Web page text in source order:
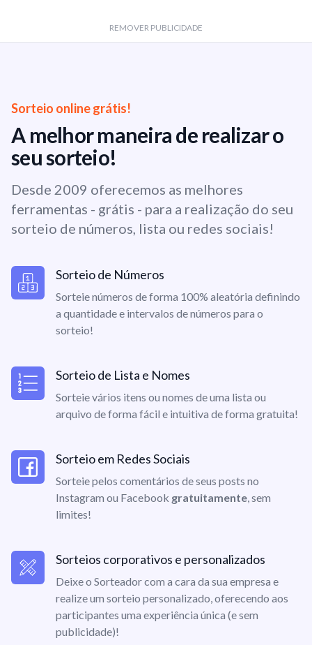
REMOVER PUBLICIDADE
Sorteio online grátis!
A melhor maneira de realizar o
seu sorteio!
Desde 2009 oferecemos as melhores
ferramentas - grátis - para a realização do seu
sorteio de números, lista ou redes sociais!
Sorteio de Números
Sorteie números de forma 100% aleatória definindo
a quantidade e intervalos de números para o
sorteio!
Sorteio de Lista e Nomes
Sorteie vários itens ou nomes de uma lista ou
arquivo de forma fácil e intuitiva de forma gratuita!
Sorteio em Redes Sociais
Sorteie pelos comentários de seus posts no
Instagram ou Facebook gratuitamente, sem
limites!
Sorteios corporativos e personalizados
Deixe o Sorteador com a cara da sua empresa e
realize um sorteio personalizado, oferecendo aos
participantes uma experiência única (e sem
publicidade)!